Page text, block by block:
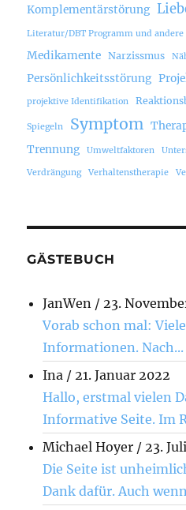
Komplementärstörung
Literatur/DBT Programm und
Medikamente Narzissmus
Persönlichkeitsstörung
projektive Identifikation
Spiegeln Symptom
Trennung Umweltfaktoren
Verdrängung Verhaltenstherapie
GÄSTEBUCH
JanWen /23.
Vorab schon mal:
Informationen. Nach...
Ina /21. Januar 2022
Hallo, erstmal vielen
Informative Seite. Im
Michael Hoyer /23.
Die Seite ist
Dank dafür. Auch